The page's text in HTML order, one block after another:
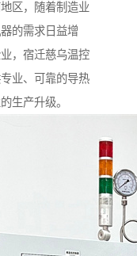
区，随着制造业
的需求日益增
，宿迁慈乌温控
业、可靠的导热
生产升级。